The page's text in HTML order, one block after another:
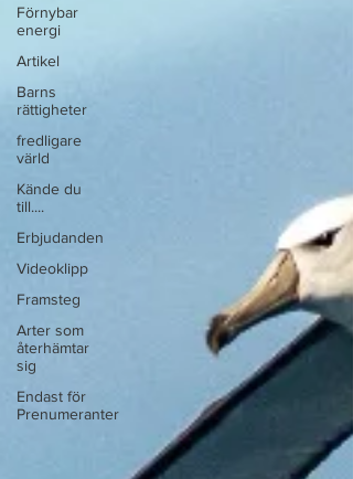
Förnybar
energi
Artikel
Barns
rättigheter
fredligare
värld
Kände du
till....
Erbjudanden
Videoklipp
Framsteg
Arter som
återhämtar
sig
Endast för
Prenumeranter